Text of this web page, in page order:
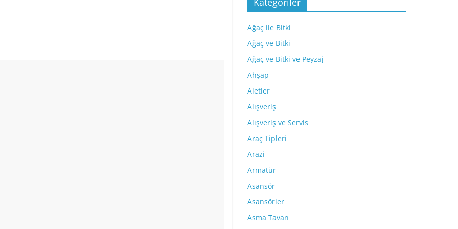
Ağaç ile Bitki
Ağaç ve Bitki
Ağaç ve Bitki ve Peyzaj
Ahşap
Aletler
Alışveriş
Alışveriş ve Servis
Araç Tipleri
Arazi
Armatür
Asansör
Asansörler
Asma Tavan